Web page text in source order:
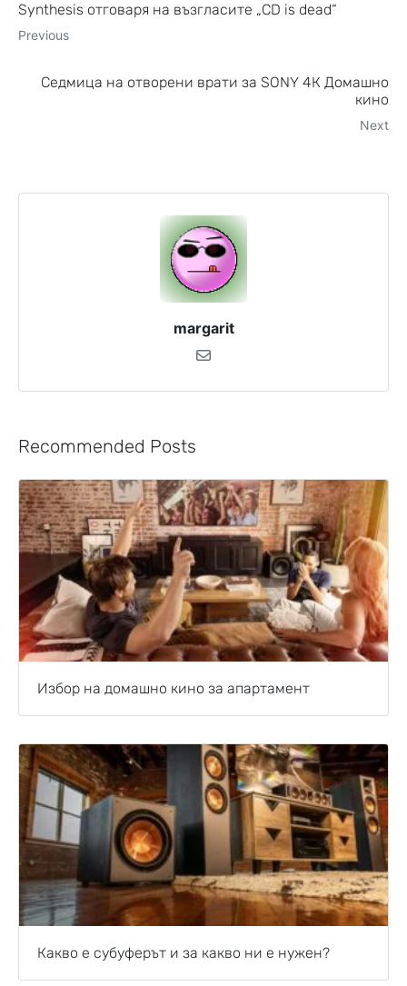
Synthesis отговаря на възгласите „CD is dead“
Previous
Седмица на отворени врати за SONY 4К Домашно
кино
Next
margarit
Recommended Posts
Избор на домашно кино за апартамент
Какво е субуферът и за какво ни е нужен?